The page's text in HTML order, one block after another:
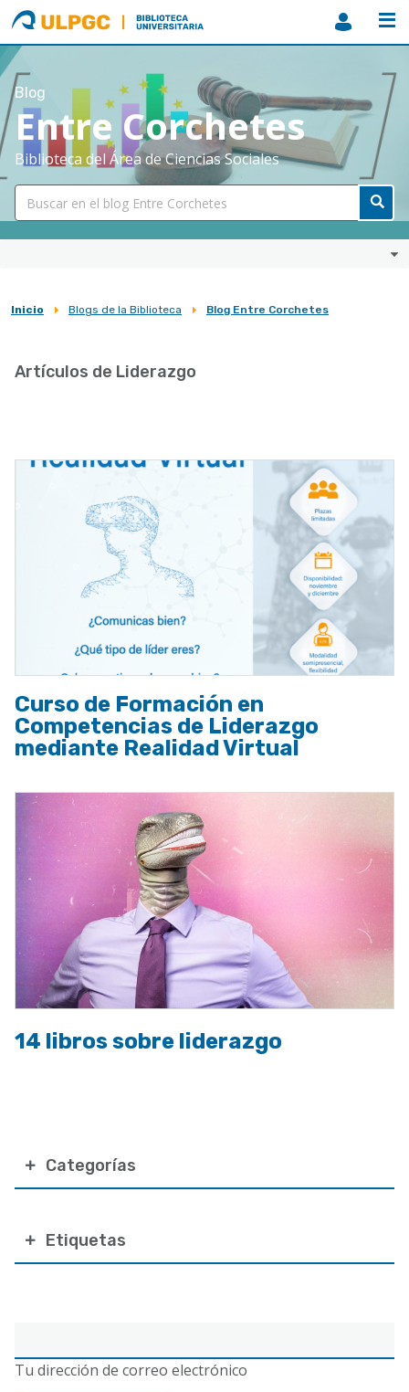
ULPGC
Biblioteca
ULPGC
Blog
Entre Corchetes
Biblioteca del Área de Ciencias Sociales
Sobrescribir
de
la
navegación
Inicio Blogs de la Biblioteca Blog Entre Corchetes
electrónico
Tu dirección de correo electrónico
Categorías
Etiquetas
Artículos de Liderazgo
Curso de Formación en
Competencias de Liderazgo
mediante Realidad Virtual
14 libros sobre liderazgo